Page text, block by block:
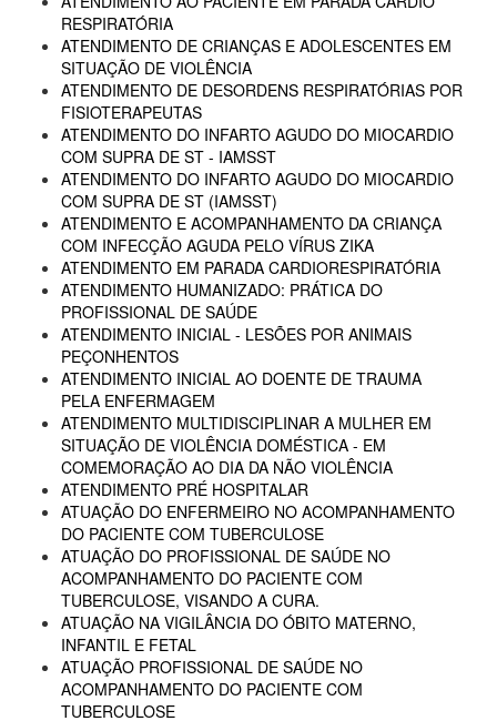
RESPIRATÓRIA
ATENDIMENTO DE CRIANÇAS E ADOLESCENTES EM
SITUAÇÃO DE VIOLÊNCIA
ATENDIMENTO DE DESORDENS RESPIRATÓRIAS POR
FISIOTERAPEUTAS
ATENDIMENTO DO INFARTO AGUDO DO MIOCARDIO
COM SUPRA DE ST - IAMSST
ATENDIMENTO DO INFARTO AGUDO DO MIOCARDIO
COM SUPRA DE ST (IAMSST)
ATENDIMENTO E ACOMPANHAMENTO DA CRIANÇA
COM INFECÇÃO AGUDA PELO VÍRUS ZIKA
ATENDIMENTO EM PARADA CARDIORESPIRATÓRIA
ATENDIMENTO HUMANIZADO: PRÁTICA DO
PROFISSIONAL DE SAÚDE
ATENDIMENTO INICIAL - LESÕES POR ANIMAIS
PEÇONHENTOS
ATENDIMENTO INICIAL AO DOENTE DE TRAUMA
PELA ENFERMAGEM
ATENDIMENTO MULTIDISCIPLINAR A MULHER EM
SITUAÇÃO DE VIOLÊNCIA DOMÉSTICA - EM
COMEMORAÇÃO AO DIA DA NÃO VIOLÊNCIA
ATENDIMENTO PRÉ HOSPITALAR
ATUAÇÃO DO ENFERMEIRO NO ACOMPANHAMENTO
DO PACIENTE COM TUBERCULOSE
ATUAÇÃO DO PROFISSIONAL DE SAÚDE NO
ACOMPANHAMENTO DO PACIENTE COM
TUBERCULOSE, VISANDO A CURA.
ATUAÇÃO NA VIGILÂNCIA DO ÓBITO MATERNO,
INFANTIL E FETAL
ATUAÇÃO PROFISSIONAL DE SAÚDE NO
ACOMPANHAMENTO DO PACIENTE COM
TUBERCULOSE